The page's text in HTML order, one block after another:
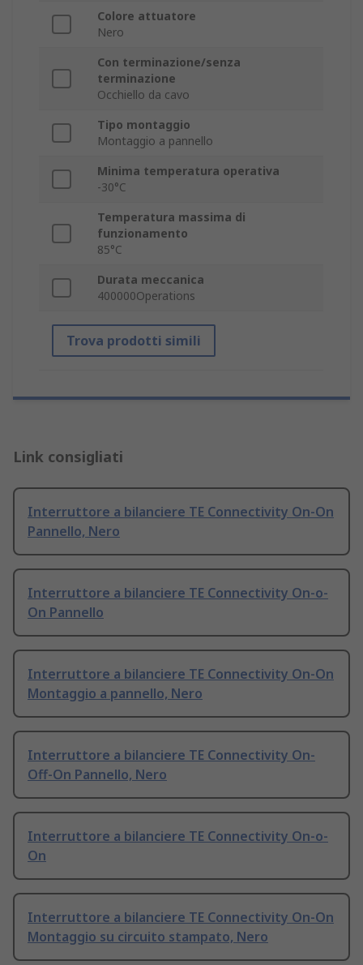
Colore attuatore
Nero
Con terminazione/senza
terminazione
Occhiello da cavo
Tipo montaggio
Montaggio a pannello
Minima temperatura operativa
-30°C
Temperatura massima di
funzionamento
85°C
Durata meccanica
400000Operations
Trova prodotti simili
Link consigliati
Interruttore a bilanciere TE Connectivity On-On
Pannello, Nero
Interruttore a bilanciere TE Connectivity On-o-
On Pannello
Interruttore a bilanciere TE Connectivity On-On
Montaggio a pannello, Nero
Interruttore a bilanciere TE Connectivity On-
Off-On Pannello, Nero
Interruttore a bilanciere TE Connectivity On-o-
On
Interruttore a bilanciere TE Connectivity On-On
Montaggio su circuito stampato, Nero